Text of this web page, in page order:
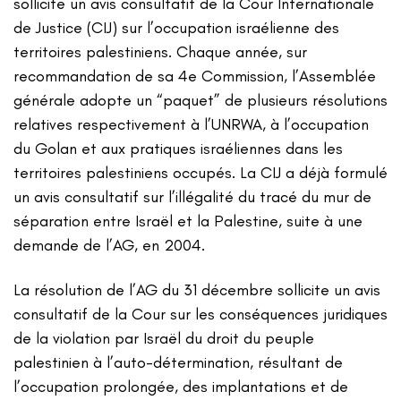
de Justice (CIJ) sur l’occupation israélienne des
territoires palestiniens. Chaque année, sur
recommandation de sa 4e Commission, l’Assemblée
générale adopte un “paquet” de plusieurs résolutions
relatives respectivement à l’UNRWA, à l’occupation
du Golan et aux pratiques israéliennes dans les
territoires palestiniens occupés. La CIJ a déjà formulé
un avis consultatif sur l’illégalité du tracé du mur de
séparation entre Israël et la Palestine, suite à une
demande de l’AG, en 2004.
La résolution de l’AG du 31 décembre sollicite un avis
consultatif de la Cour sur les conséquences juridiques
de la violation par Israël du droit du peuple
palestinien à l’auto-détermination, résultant de
l’occupation prolongée, des implantations et de